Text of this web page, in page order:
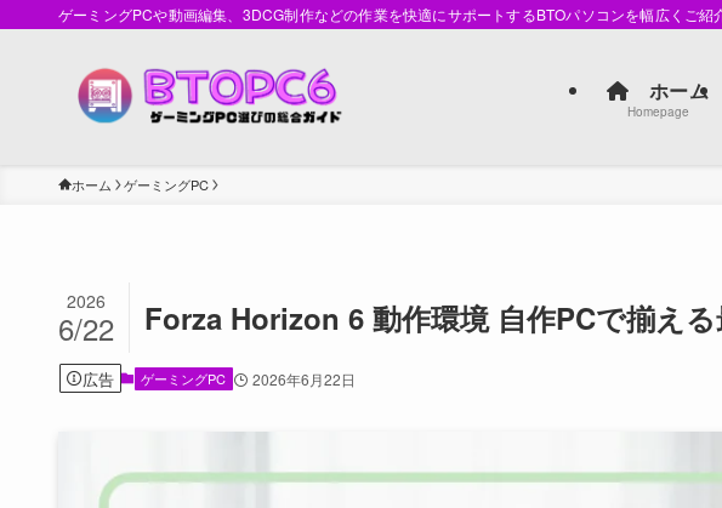
ゲーミングPCや動画編集、3DCG制作などの作業を快適にサポートするBTOパソコンを幅広くご
ホーム
Homepage
ホーム ゲーミングPC
Forza Horizon 6 動作環境 自作PCで揃え
2026
6/22
広告 ゲーミングPC 2026年6月22日